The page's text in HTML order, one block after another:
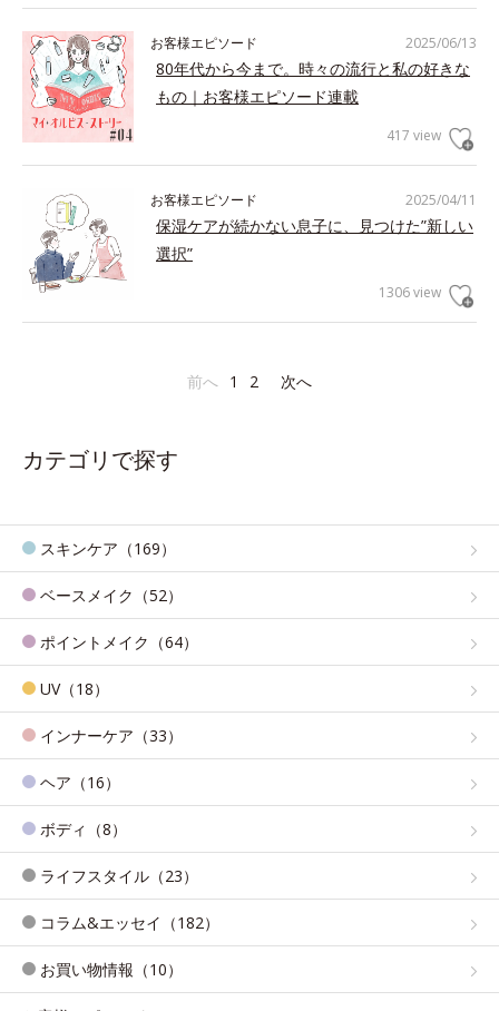
2025/06/13
お客様エピソード
80年代から今まで。時々の流行と私の好きな
もの｜お客様エピソード連載
417 view
2025/04/11
お客様エピソード
保湿ケアが続かない息子に、見つけた”新しい
選択”
1306 view
前へ 1 2 次へ
カテゴリで探す
スキンケア（169）
ベースメイク（52）
ポイントメイク（64）
UV（18）
インナーケア（33）
ヘア（16）
ボディ（8）
ライフスタイル（23）
コラム&エッセイ（182）
お買い物情報（10）